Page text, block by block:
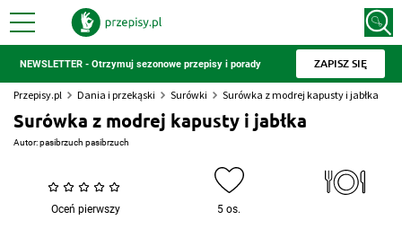
NEWSLETTER - Otrzymuj sezonowe przepisy i porady ZAPISZ SIĘ
Przepisy.pl Dania i przekąski Surówki Surówka z modrej kapusty i jabłka
Surówka z modrej kapusty i jabłka
Autor:pasibrzuch pasibrzuch
Oceń pierwszy 5 os.